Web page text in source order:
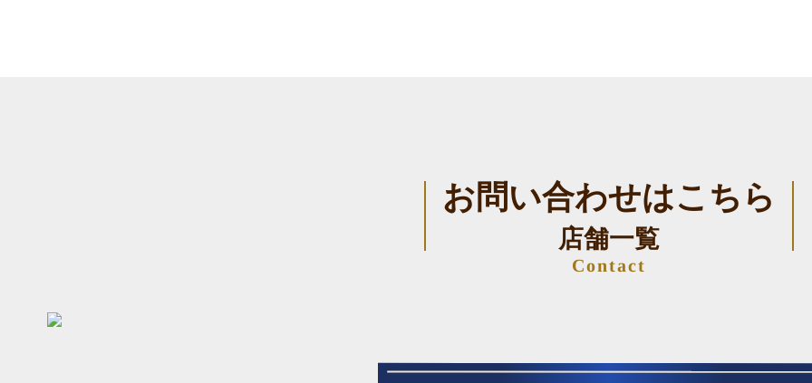
お問い合わせはこちら
店舗一覧
Contact